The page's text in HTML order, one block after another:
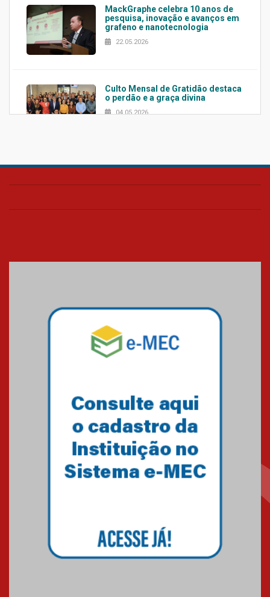
MackGraphe celebra 10 anos de
pesquisa, inovação e avanços em
grafeno e nanotecnologia
22.05.2026
Culto Mensal de Gratidão destaca
o perdão e a graça divina
04.05.2026
Confira como foi o culto mensal
Mackenzie mobiliza campanha
solidária para apoiar famílias em
Minas Gerais
Primeiro culto do ano ressalta o
27.02.2026